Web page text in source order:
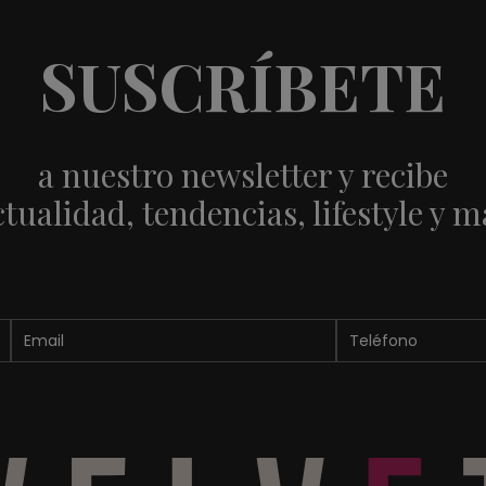
SUSCRÍBETE
a nuestro newsletter y recibe
tendencias, lifestyle y